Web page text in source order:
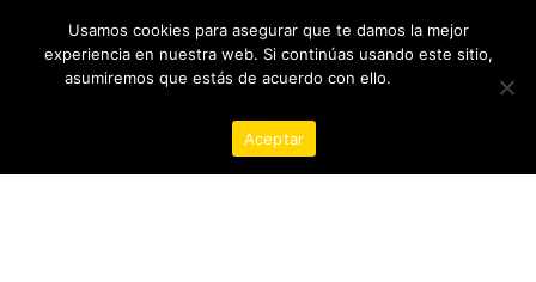
contenido
06/08/2026 3:21:27 AM
Usamos cookies para asegurar que te damos la mejor
experiencia en nuestra web. Si continúas usando este sitio,
asumiremos que estás de acuerdo con ello.
Aceptar